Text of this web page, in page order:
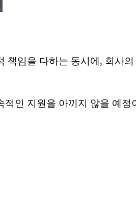
책임을 다하는 동시에, 회사
인 지원을 아끼지 않을 예정